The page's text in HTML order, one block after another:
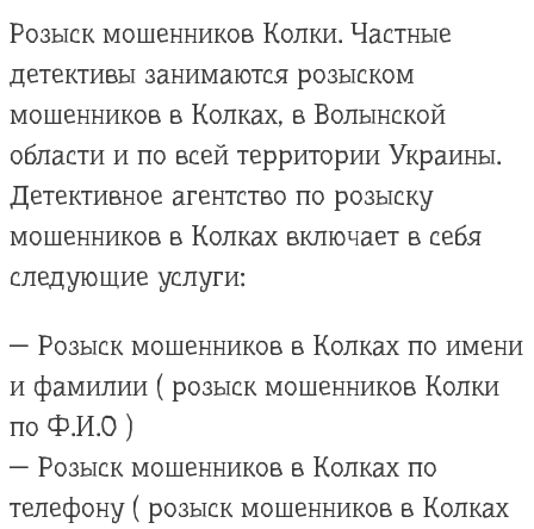
Розыск мошенников Колки. Частные
детективы занимаются розыском
мошенников в Колках, в Волынской
области и по всей территории Украины.
Детективное агентство по розыску
мошенников в Колках включает в себя
следующие услуги:
— Розыск мошенников в Колках по имени
и фамилии ( розыск мошенников Колки
по Ф.И.О )
— Розыск мошенников в Колках по
телефону ( розыск мошенников в Колках